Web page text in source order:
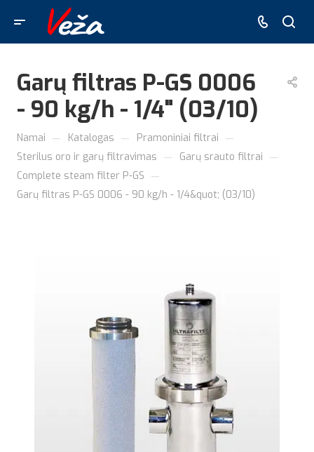
Garų filtras P-GS 0006
- 90 kg/h - 1/4" (03/10)
Namai — Katalogas — Pramoniniai filtrai —
Sterilus oro ir garų filtravimas — Garų srauto filtrai —
Complete steam filter P-GS —
Garų filtras P-GS 0006 - 90 kg/h - 1/4&quot; (03/10)